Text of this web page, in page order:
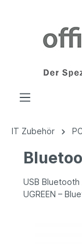
IT Zubehör
USB Bluetooth
UGREEN –